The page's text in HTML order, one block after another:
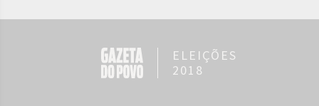
ELEIÇÕES
2018